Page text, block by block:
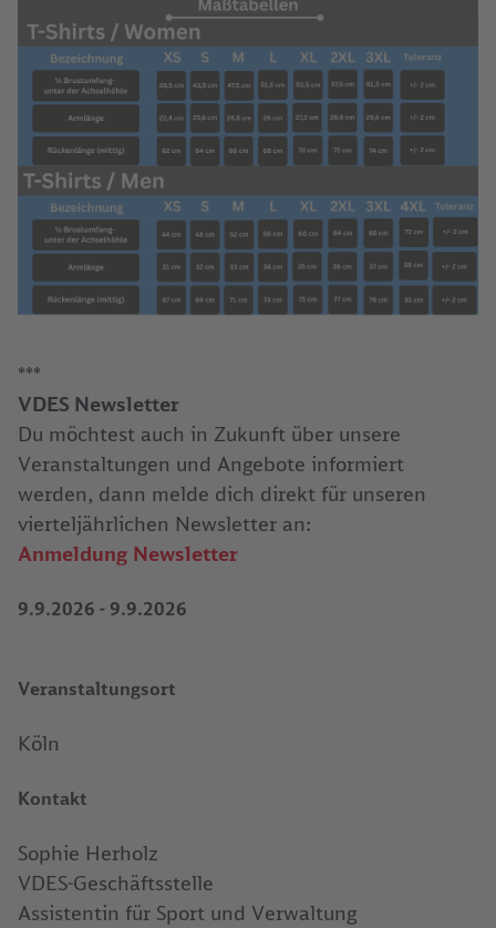
***
VDES Newsletter
Du möchtest auch in Zukunft über unsere
Veranstaltungen und Angebote informiert
werden, dann melde dich direkt für unseren
vierteljährlichen Newsletter an:
Anmeldung Newsletter
9.9.2026 - 9.9.2026
Veranstaltungsort
Köln
Kontakt
Sophie Herholz
VDES-Geschäftsstelle
Assistentin für Sport und Verwaltung